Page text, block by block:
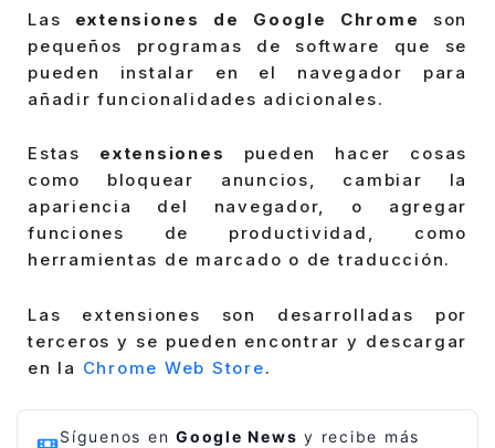
Las extensiones de Google Chrome
son
pequeños programas de software que se
pueden instalar en el navegador para
añadir funcionalidades adicionales.
Estas extensiones
pueden hacer cosas
como bloquear anuncios, cambiar la
apariencia del navegador, o agregar
funciones de productividad, como
herramientas de marcado o de traducción.
Las extensiones son desarrolladas por
terceros y se pueden encontrar y descargar
en la Chrome Web Store.
Síguenos en Google News y recibe más